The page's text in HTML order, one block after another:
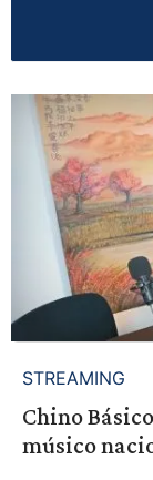
STREAMING
Chino
músico